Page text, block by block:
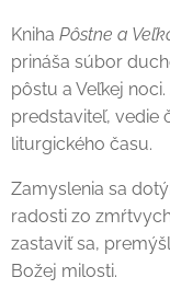
Kniha Pôstne a
prináša súbor
pôstu a Veľkej
predstaviteľ, vedie
liturgického času.
Zamyslenia sa
radosti zo
zastaviť sa,
Božej milosti.